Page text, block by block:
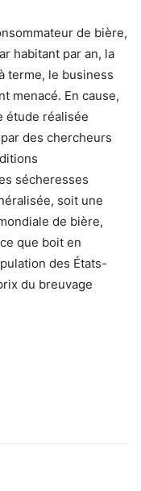
de bière,
habitant par an, la
terme, le business
menacé. En cause,
étude réalisée
des chercheurs
sécheresses
soit une
de bière,
que boit en
des États-
du breuvage